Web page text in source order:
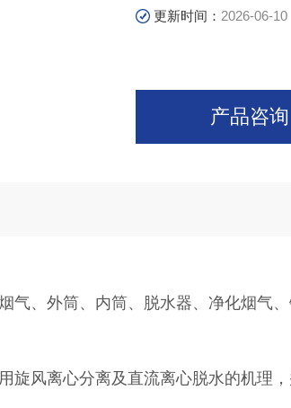
更新时间： 2026-06-10
产品咨询
气、外筒、内筒、脱水器、净化烟气
旋风离心分离及直流离心脱水的机理